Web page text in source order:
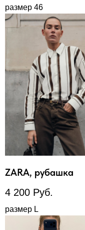
размер 46
ZARA, рубашка
4 200 Руб.
размер L